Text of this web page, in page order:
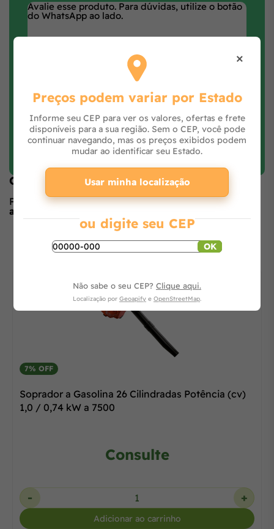
Faça login e avalie
Opiniões de quem comprou o produto
Produto ainda sem avaliações,seja o primeiro a
avaliar
O que os outros estão vendo
7% OFF
Soprador a Gasolina 26 Cilindradas Potência (cv)
1,0 / 0,74 kW a 7500
Consulte
- +
Adicionar ao carrinho
×
Preços podem variar por Estado
Informe seu CEP para ver os valores, ofertas e frete
disponíveis para a sua região. Sem o CEP, você pode
continuar navegando, mas os preços exibidos podem
mudar ao identificar seu Estado.
Usar minha localização
ou digite seu CEP
OK
Não sabe o seu CEP? Clique aqui.
Localização por Geoapify e OpenStreetMap